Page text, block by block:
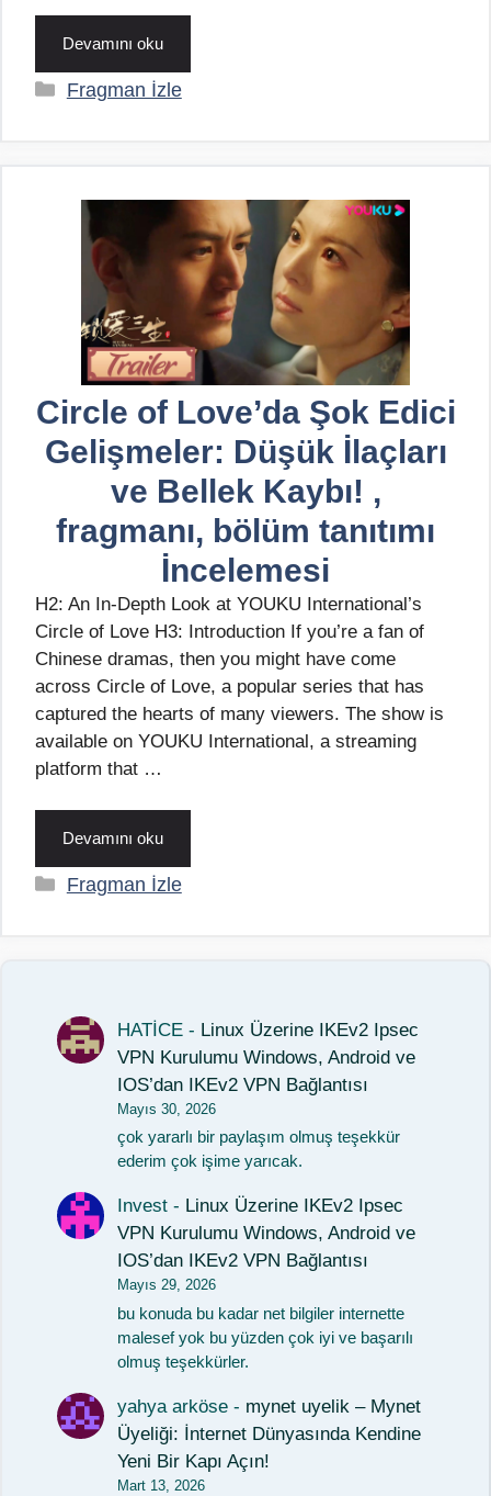
Devamını oku
Kategoriler
Fragman İzle
Circle of Love’da Şok Edici
Gelişmeler: Düşük İlaçları
ve Bellek Kaybı! ,
fragmanı, bölüm tanıtımı
İncelemesi
H2: An In-Depth Look at YOUKU International’s
Circle of Love H3: Introduction If you’re a fan of
Chinese dramas, then you might have come
across Circle of Love, a popular series that has
captured the hearts of many viewers. The show is
available on YOUKU International, a streaming
platform that …
Devamını oku
Kategoriler
Fragman İzle
HATİCE - Linux Üzerine IKEv2 Ipsec
VPN Kurulumu Windows, Android ve
IOS’dan IKEv2 VPN Bağlantısı
Mayıs 30, 2026
çok yararlı bir paylaşım olmuş teşekkür
ederim çok işime yarıcak.
Invest - Linux Üzerine IKEv2 Ipsec
VPN Kurulumu Windows, Android ve
IOS’dan IKEv2 VPN Bağlantısı
Mayıs 29, 2026
bu konuda bu kadar net bilgiler internette
malesef yok bu yüzden çok iyi ve başarılı
olmuş teşekkürler.
yahya arköse - mynet uyelik – Mynet
Üyeliği: İnternet Dünyasında Kendine
Yeni Bir Kapı Açın!
Mart 13, 2026